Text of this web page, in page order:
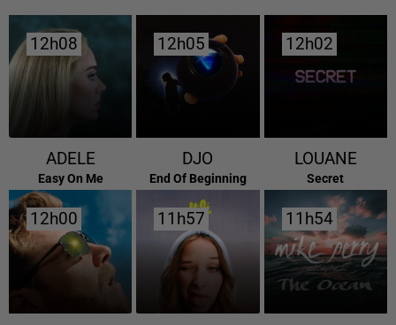
12h08
12h08
ADELE
Easy On Me
12h05
12h05
DJO
End Of Beginning
12h02
12h02
LOUANE
Secret
12h00
12h00 11h57
11h57 11h54
11h54